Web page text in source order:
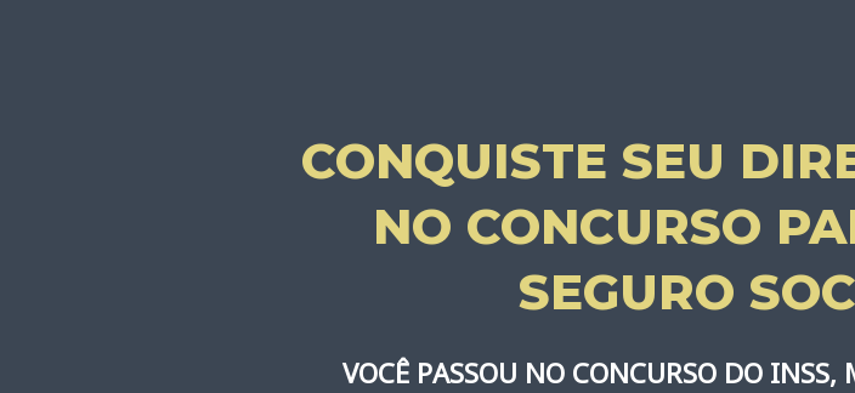
CONQUISTE SEU
NO CONCURSO
SEGURO
VOCÊ PASSOU NO CONCURSO DO